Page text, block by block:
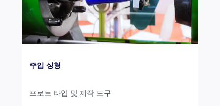
주입 성형
프로토 타입 및 제작 도구